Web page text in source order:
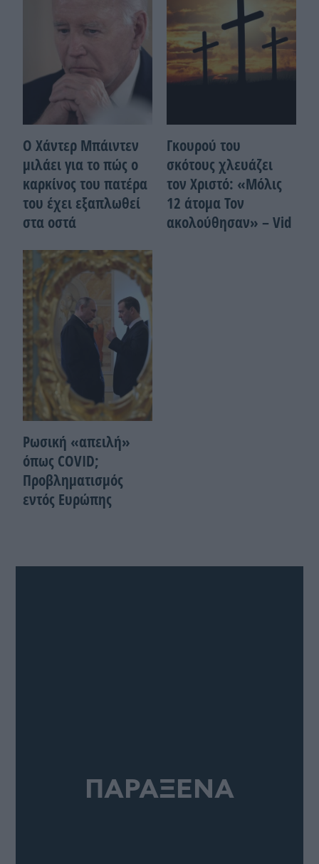
Ο Χάντερ Μπάιντεν
μιλάει για το πώς ο
καρκίνος του πατέρα
του έχει εξαπλωθεί
στα οστά
Γκουρού του
σκότους χλευάζει
τον Χριστό: «Μόλις
12 άτομα Τον
ακολούθησαν» – Vid
Ρωσική «απειλή»
όπως COVID;
Προβληματισμός
εντός Ευρώπης
ΠΑΡΑΞΕΝΑ